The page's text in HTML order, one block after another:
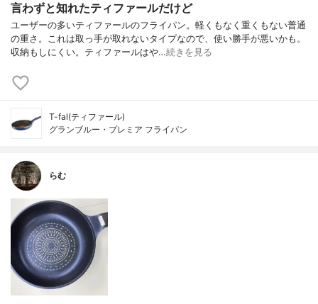
言わずと知れたティファールだけど
ユーザーの多いティファールのフライパン。軽くもなく重くもない普通
の重さ。これは取っ手が取れないタイプなので、使い勝手が悪いかも。
収納もしにくい。ティファールはや…続きを見る
T-fal(ティファール)
グランブルー・プレミア フライパン
らむ